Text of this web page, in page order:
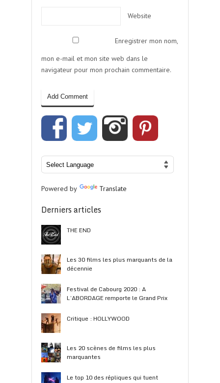
Website
Enregistrer mon nom,
mon e-mail et mon site web dans le
navigateur pour mon prochain commentaire.
Powered by Translate
Derniers articles
THE END
Les 30 films les plus marquants de la
décennie
Festival de Cabourg 2020 : A
L’ABORDAGE remporte le Grand Prix
Critique : HOLLYWOOD
Les 20 scènes de films les plus
marquantes
Le top 10 des répliques qui tuent